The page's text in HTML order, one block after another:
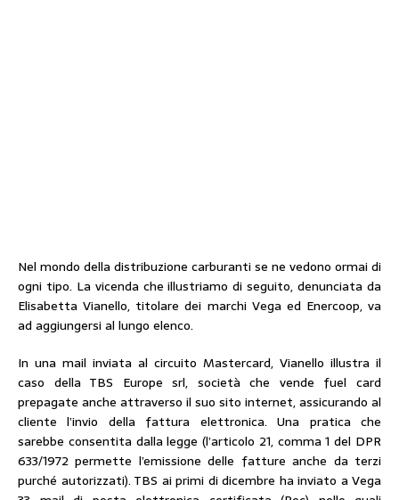
Nel mondo della distribuzione carburanti se ne vedono ormai di
ogni tipo. La vicenda che illustriamo di seguito, denunciata da
Elisabetta Vianello, titolare dei marchi Vega ed Enercoop, va
ad aggiungersi al lungo elenco.
In una mail inviata al circuito Mastercard, Vianello illustra il
caso della TBS Europe srl, società che vende fuel card
prepagate anche attraverso il suo sito internet, assicurando al
cliente l’invio della fattura elettronica. Una pratica che
sarebbe consentita dalla legge (l’articolo 21, comma 1 del DPR
633/1972 permette l’emissione delle fatture anche da terzi
purché autorizzati). TBS ai primi di dicembre ha inviato a Vega